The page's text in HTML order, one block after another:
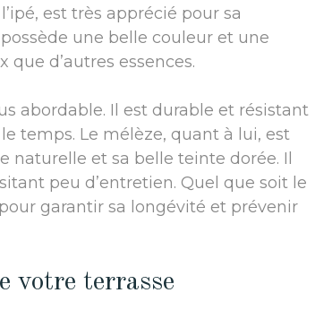
est très apprécié pour sa
une belle couleur et une
d’autres essences.
abordable. Il est durable et résistant
temps. Le mélèze, quant à lui, est
naturelle et sa belle teinte dorée. Il
peu d’entretien. Quel que soit le
garantir sa longévité et prévenir
votre terrasse